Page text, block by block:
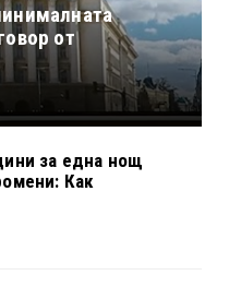
от
за една нощ
Как